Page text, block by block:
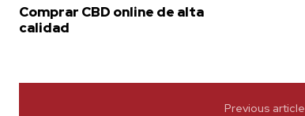
Comprar CBD online de alta
calidad
Previous article